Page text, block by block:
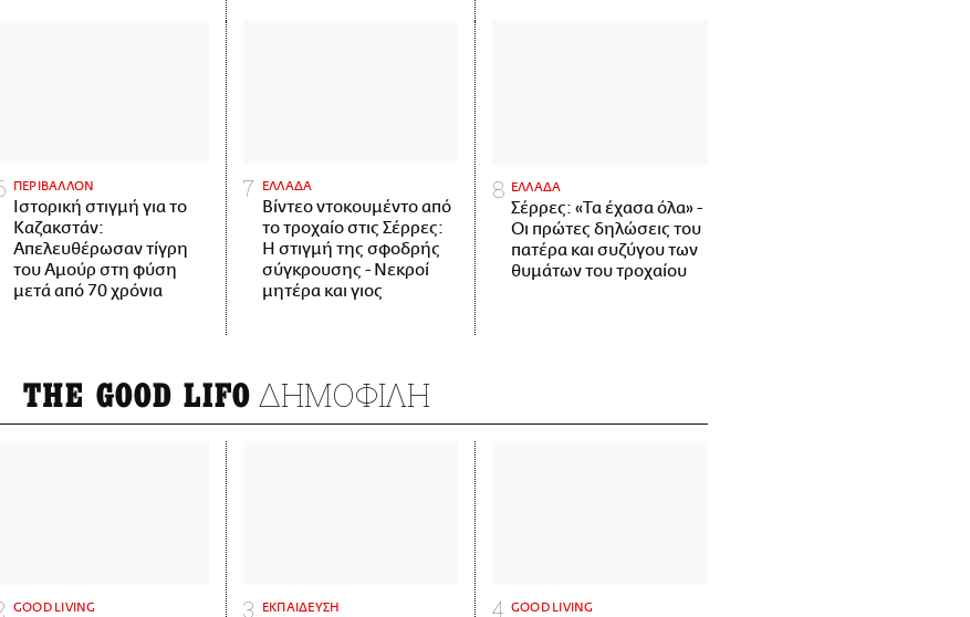
ΠΕΡΙΒΑΛΛΟΝ
Ιστορική στιγμή για το
Καζακστάν:
Απελευθέρωσαν τίγρη
του Αμούρ στη φύση
μετά από 70 χρόνια
ΕΛΛΑΔΑ
Βίντεο ντοκουμέντο από
το τροχαίο στις Σέρρες:
Η στιγμή της σφοδρής
σύγκρουσης - Νεκροί
μητέρα και γιος
ΕΛΛΑΔΑ
Σέρρες: «Τα έχασα όλα» -
Οι πρώτες δηλώσεις του
πατέρα και συζύγου των
θυμάτων του τροχαίου
THE GOOD LIFO ΔΗΜΟΦΙΛΗ
GOOD LIVING ΕΚΠΑΙΔΕΥΣΗ GOOD LIVING